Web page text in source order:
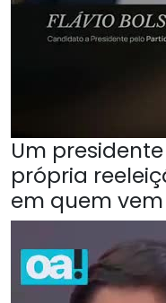
Um
própria
em quem